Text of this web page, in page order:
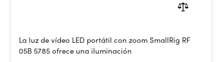
La luz de vídeo LED portátil con zoom SmallRig RF
05B 5785 ofrece una iluminación